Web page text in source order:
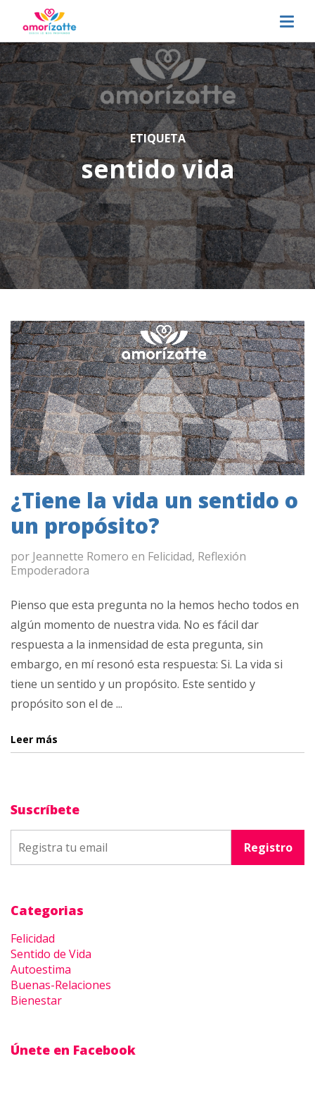
ETIQUETA
sentido vida
¿Tiene la vida un sentido o
un propósito?
por Jeannette Romero en Felicidad, Reflexión
Empoderadora
Pienso que esta pregunta no la hemos hecho todos en
algún momento de nuestra vida. No es fácil dar
respuesta a la inmensidad de esta pregunta, sin
embargo, en mí resonó esta respuesta: Si. La vida si
tiene un sentido y un propósito. Este sentido y
propósito son el de ...
Leer más
Suscríbete
Categorias
Felicidad
Sentido de Vida
Autoestima
Buenas-Relaciones
Bienestar
Únete en Facebook